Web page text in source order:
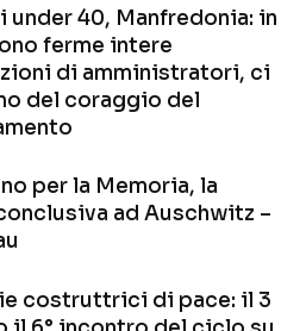
under 40, Manfredonia: in
ferme intere
di amministratori, ci
del coraggio del
per la Memoria, la
ad Auschwitz –
costruttrici di pace: il 3